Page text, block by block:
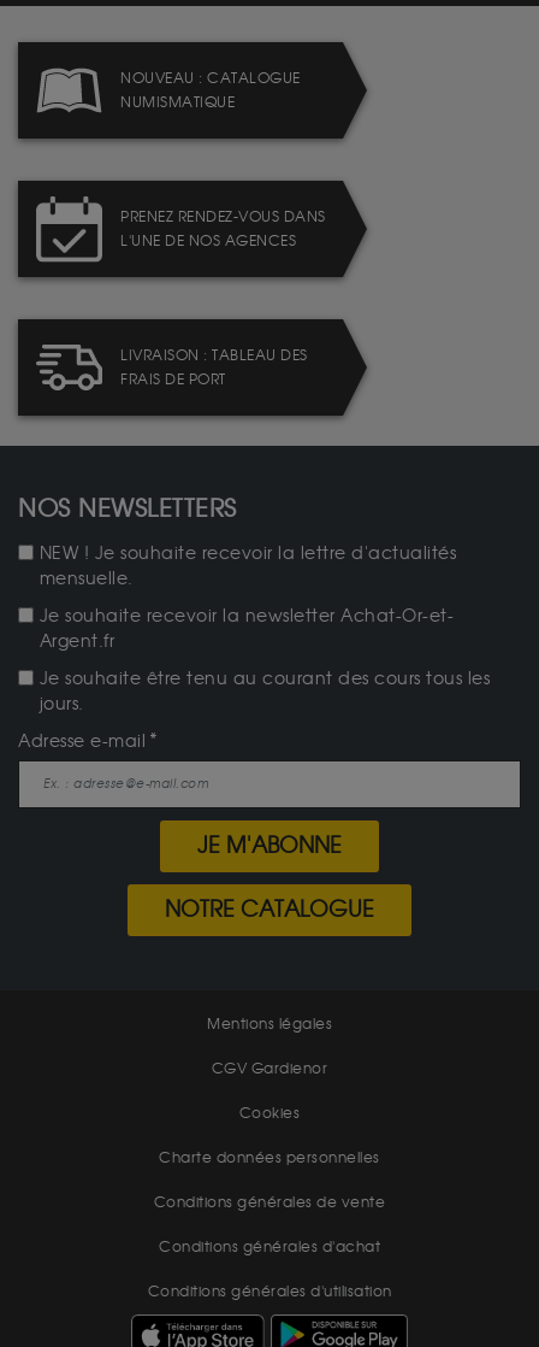
NOUVEAU : CATALOGUE
NUMISMATIQUE
PRENEZ RENDEZ-VOUS DANS
L'UNE DE NOS AGENCES
LIVRAISON : TABLEAU DES
FRAIS DE PORT
NOS NEWSLETTERS
NEW ! Je souhaite recevoir la lettre d'actualités
mensuelle.
Je souhaite recevoir la newsletter Achat-Or-et-
Argent.fr
Je souhaite être tenu au courant des cours tous les
jours.
Adresse e-mail
JE M'ABONNE
NOTRE CATALOGUE
Mentions légales
CGV Gardienor
Cookies
Charte données personnelles
Conditions générales de vente
Conditions générales d'achat
Conditions générales d'utilisation